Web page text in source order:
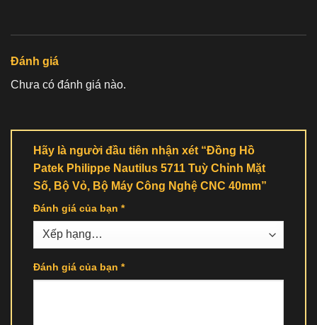
Đánh giá
Chưa có đánh giá nào.
Hãy là người đầu tiên nhận xét “Đồng Hồ
Patek Philippe Nautilus 5711 Tuỳ Chỉnh Mặt
Số, Bộ Vỏ, Bộ Máy Công Nghệ CNC 40mm”
Đánh giá của bạn *
Đánh giá của bạn *